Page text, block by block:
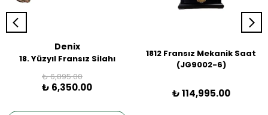
Denix
18. Yüzyıl Fransız Silahı
₺ 6,895.00
₺ 6,350.00
1812 Fransız Mekanik Saat
(JG9002-6)
₺ 114,995.00